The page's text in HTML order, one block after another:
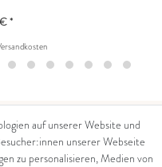
*
auf unserer Website und
unserer Webseite
zu personalisieren, Medien von